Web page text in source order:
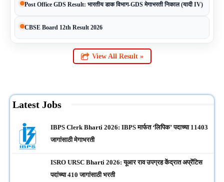
Post Office GDS Result: भारतीय डाक विभाग-GDS मेगाभरती निकाल (यादी IV)
CBSE Board 12th Result 2026
View All Result »
Latest Jobs
IBPS Clerk Bharti 2026: IBPS मार्फत ‘लिपिक’ पदाच्या 11403
जागांसाठी मेगाभरती
ISRO URSC Bharti 2026: यूआर राव उपग्रह केंद्रात अप्रेंटिस
पदांच्या 410 जागांसाठी भरती